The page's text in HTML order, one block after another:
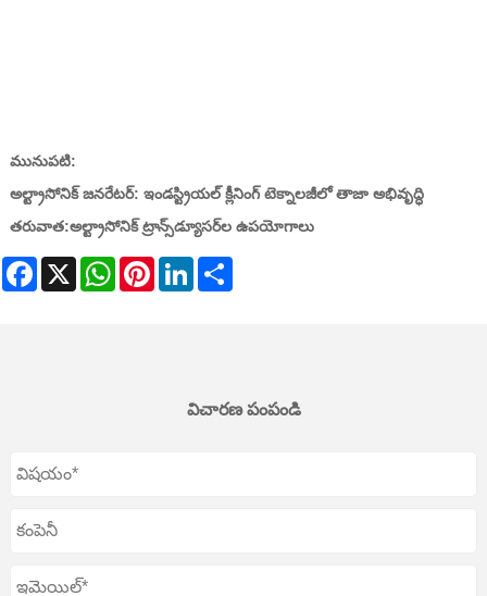
మునుపటి:
అల్ట్రాసోనిక్ జనరేటర్: ఇండస్ట్రియల్ క్లీనింగ్ టెక్నాలజీలో తాజా అభివృద్ధి
తరువాత:అల్ట్రాసోనిక్ ట్రాన్స్‌డ్యూసర్‌ల ఉపయోగాలు
Facebook
X WhatsAppPinterestLinkedIn
విచారణ పంపండి